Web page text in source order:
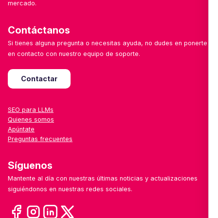
mercado.
Contáctanos
Si tienes alguna pregunta o necesitas ayuda, no dudes en ponerte
en contacto con nuestro equipo de soporte.
Contactar
SEO para LLMs
Quienes somos
Apúntate
Preguntas frecuentes
Síguenos
Mantente al día con nuestras últimas noticias y actualizaciones
siguiéndonos en nuestras redes sociales.